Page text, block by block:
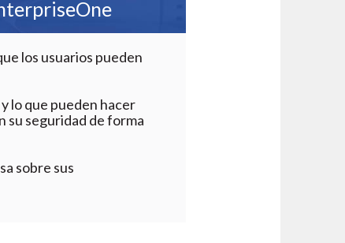
los usuarios pueden
lo que pueden hacer
su seguridad de forma
sobre sus